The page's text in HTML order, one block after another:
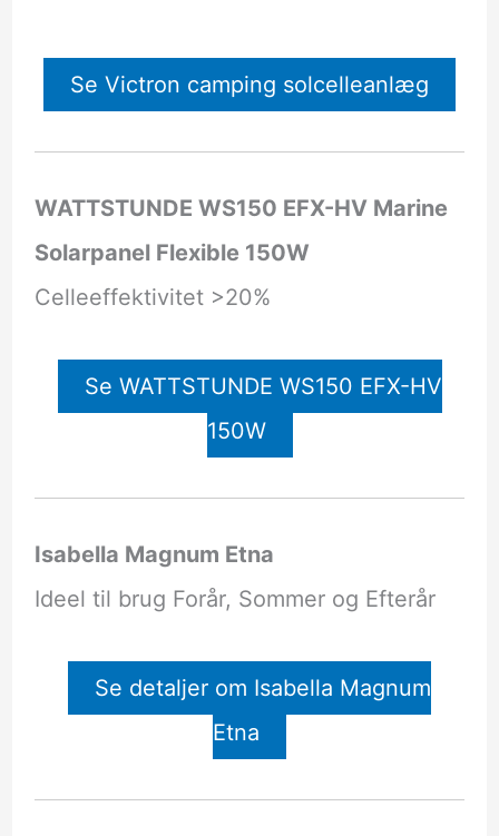
Se Victron camping solcelleanlæg
WATTSTUNDE WS150 EFX-HV Marine
Solarpanel Flexible 150W
Celleeffektivitet >20%
Se WATTSTUNDE WS150 EFX-HV
150W
Isabella Magnum Etna
Ideel til brug Forår, Sommer og Efterår
Se detaljer om Isabella Magnum
Etna